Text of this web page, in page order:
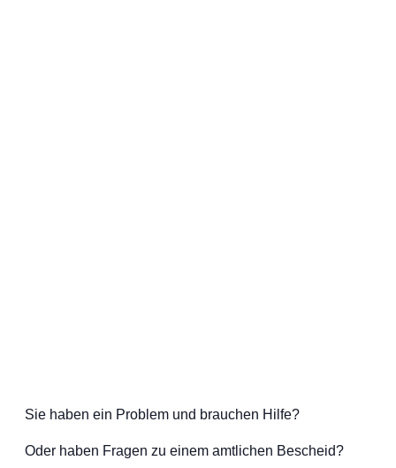
Sie haben ein Problem und brauchen Hilfe?
Oder haben Fragen zu einem amtlichen Bescheid?